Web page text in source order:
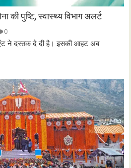
की पुष्टि, स्वास्थ्य विभाग अलर्ट
0
ने दस्तक दे दी है। इसकी आहट अब